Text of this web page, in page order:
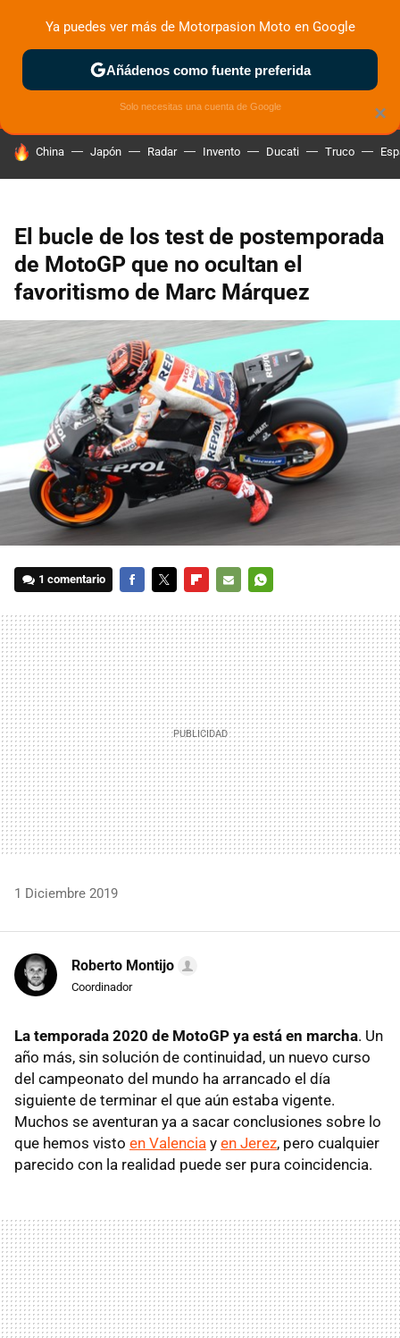
MENÚ NUEVO
ZONA DE PRUEBAS DEPORTIVAS MOTOS ELÉCTRICAS
HOY SE HABLA DE
China Japón Radar Invento Ducati Truco
El bucle de los test de postemporada
de MotoGP que no ocultan el
favoritismo de Marc Márquez
1 comentario
MAIL
1 Diciembre 2019
Roberto Montijo
Coordinador
La temporada 2020 de MotoGP ya está en marcha. Un
año más, sin solución de continuidad, un nuevo curso
del campeonato del mundo ha arrancado el día
siguiente de terminar el que aún estaba vigente.
Muchos se aventuran ya a sacar conclusiones sobre lo
que hemos visto en Valencia y en Jerez, pero cualquier
parecido con la realidad puede ser pura coincidencia.
×
Ya puedes ver más de Motorpasion Moto en Google
Añádenos como fuente preferida
Solo necesitas una cuenta de Google